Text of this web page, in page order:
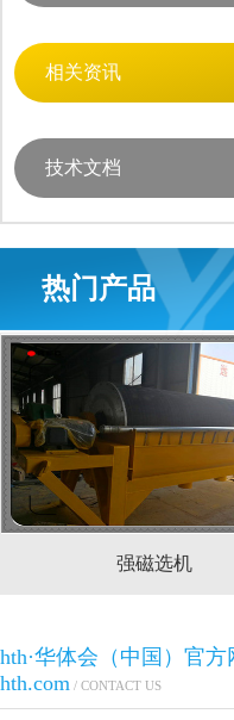
相关资讯
技术文档
热门产品
强磁选机
hth·华体会（中国）官方
hth.com / CONTACT US